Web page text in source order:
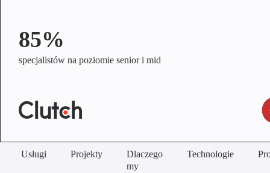
85%
specjalistów na poziomie senior i mid
Usługi Projekty
Dlaczego
my
Technologie